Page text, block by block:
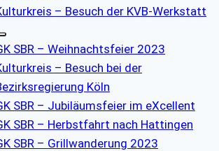
– Besuch der KVB-Werkstatt
SBR – Weihnachtsfeier 2023
– Besuch bei der
Köln
SBR – Jubiläumsfeier im eXcellent
SBR – Herbstfahrt nach Hattingen
SBR – Grillwanderung 2023